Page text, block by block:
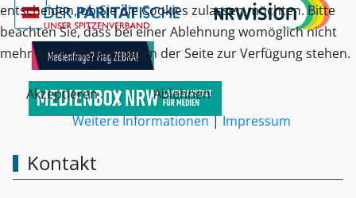
Kontakt
entscheiden, ob Sie die Cookies zulassen möchten. Bitte
beachten Sie, dass bei einer Ablehnung womöglich nicht
mehr alle Funktionalitäten der Seite zur Verfügung stehen.
Akzeptieren
Ablehnen
Weitere Informationen|Impressum